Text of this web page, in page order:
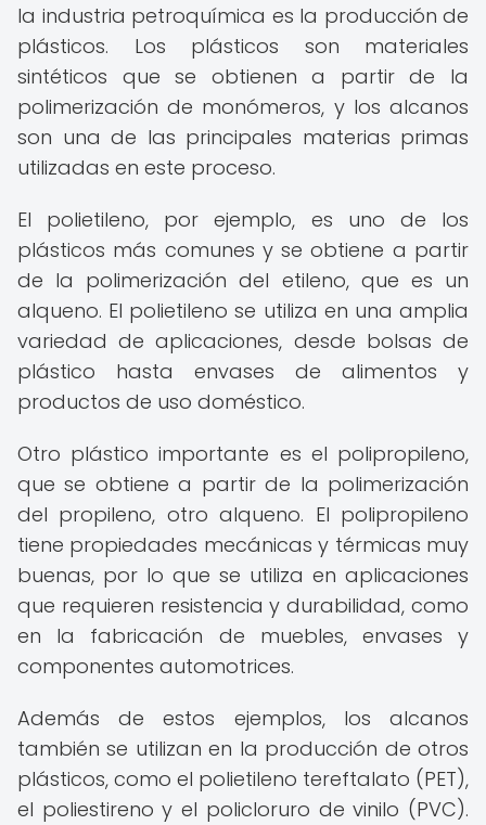
la industria petroquímica es la producción de
plásticos. Los plásticos son materiales
sintéticos que se obtienen a partir de la
polimerización de monómeros, y los alcanos
son una de las principales materias primas
utilizadas en este proceso.
El polietileno, por ejemplo, es uno de los
plásticos más comunes y se obtiene a partir
de la polimerización del etileno, que es un
alqueno. El polietileno se utiliza en una amplia
variedad de aplicaciones, desde bolsas de
plástico hasta envases de alimentos y
productos de uso doméstico.
Otro plástico importante es el polipropileno,
que se obtiene a partir de la polimerización
del propileno, otro alqueno. El polipropileno
tiene propiedades mecánicas y térmicas muy
buenas, por lo que se utiliza en aplicaciones
que requieren resistencia y durabilidad, como
en la fabricación de muebles, envases y
componentes automotrices.
Además de estos ejemplos, los alcanos
también se utilizan en la producción de otros
plásticos, como el polietileno tereftalato (PET),
el poliestireno y el policloruro de vinilo (PVC).